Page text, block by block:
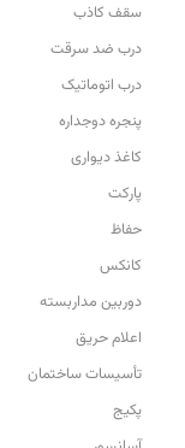
سقف کاذب
درب ضد سرقت
درب اتوماتیک
پنجره دوجداره
کاغذ دیواری
پارکت
حفاظ
کانکس
دوربین مداربسته
اعلام حریق
تأسیسات ساختمان
پکیج